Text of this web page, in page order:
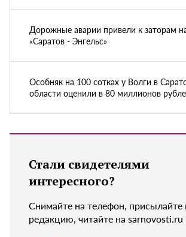
Дорожные аварии привели к заторам
«Саратов - Энгельс»
Особняк на 100 сотках у Волги в
области оценили в 80 миллионов
Стали свидетелями
интересного?
Снимайте на телефон, присылайте
редакцию, читайте на sarnovosti.ru